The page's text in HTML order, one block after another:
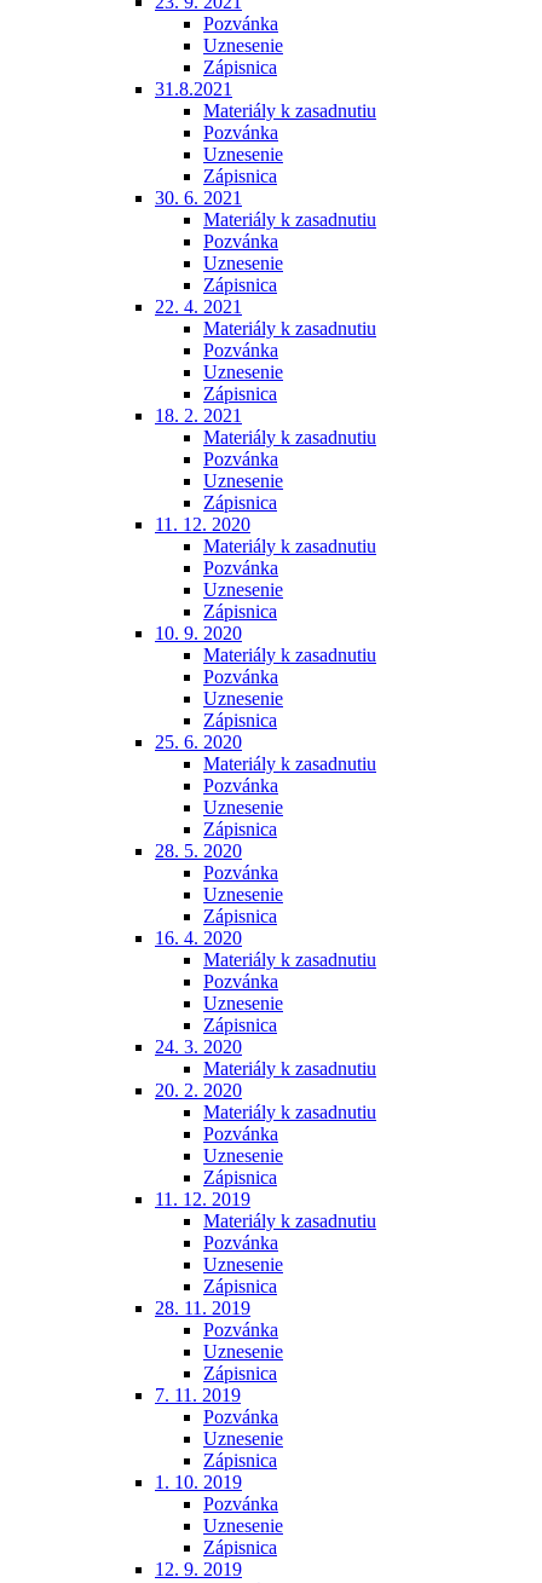
Pozvánka
Uznesenie
Zápisnica
31.8.2021
Materiály k zasadnutiu
Pozvánka
Uznesenie
Zápisnica
30. 6. 2021
Materiály k zasadnutiu
Pozvánka
Uznesenie
Zápisnica
22. 4. 2021
Materiály k zasadnutiu
Pozvánka
Uznesenie
Zápisnica
18. 2. 2021
Materiály k zasadnutiu
Pozvánka
Uznesenie
Zápisnica
11. 12. 2020
Materiály k zasadnutiu
Pozvánka
Uznesenie
Zápisnica
10. 9. 2020
Materiály k zasadnutiu
Pozvánka
Uznesenie
Zápisnica
25. 6. 2020
Materiály k zasadnutiu
Pozvánka
Uznesenie
Zápisnica
28. 5. 2020
Pozvánka
Uznesenie
Zápisnica
16. 4. 2020
Materiály k zasadnutiu
Pozvánka
Uznesenie
Zápisnica
24. 3. 2020
Materiály k zasadnutiu
20. 2. 2020
Materiály k zasadnutiu
Pozvánka
Uznesenie
Zápisnica
11. 12. 2019
Materiály k zasadnutiu
Pozvánka
Uznesenie
Zápisnica
28. 11. 2019
Pozvánka
Uznesenie
Zápisnica
7. 11. 2019
Pozvánka
Uznesenie
Zápisnica
1. 10. 2019
Pozvánka
Uznesenie
Zápisnica
12. 9. 2019